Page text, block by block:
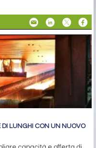
LUNGHI CON UN NUOVO